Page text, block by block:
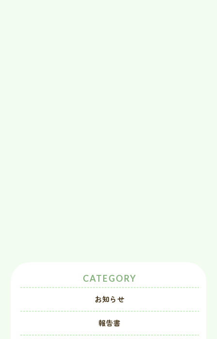
CATEGORY
お知らせ
報告書